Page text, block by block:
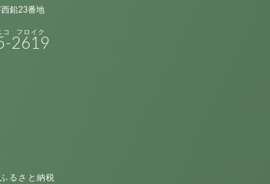
鉛23番地
2619
ふるさと納税